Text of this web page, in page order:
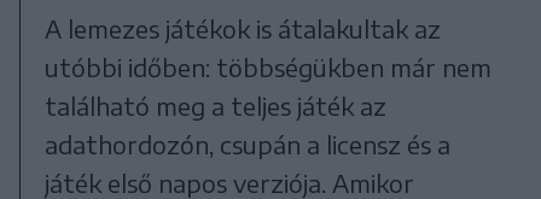
A lemezes játékok is átalakultak az
utóbbi időben: többségükben már nem
található meg a teljes játék az
adathordozón, csupán a licensz és a
játék első napos verziója. Amikor